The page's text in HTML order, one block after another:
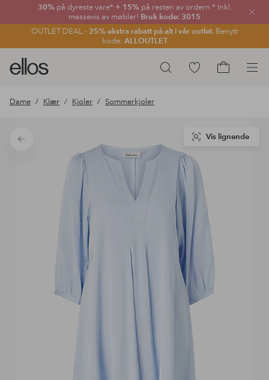
30% på dyreste vare* + 15%på resten av ordern.* Inkl.
massevis av møbler! Bruk kode: 3015
OUTLET DEAL - 25% ekstra rabatt på alt i vår outlet. Benytt
kode: ALLOUTLET
Lukk
Søk
Ellos
logo
gå
forsiden
Gå
Dame Klær Kjoler Sommerkjoler
Tilbake
Vis lignende